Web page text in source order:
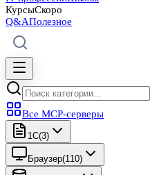
КурсыСкоро
Q&AПолезное
Все MCP-серверы
1C(3)
Браузер(110)